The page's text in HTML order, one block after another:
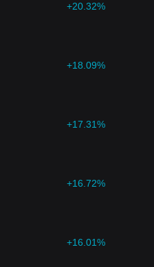
+20.32%
+18.09%
+17.31%
+16.72%
+16.01%